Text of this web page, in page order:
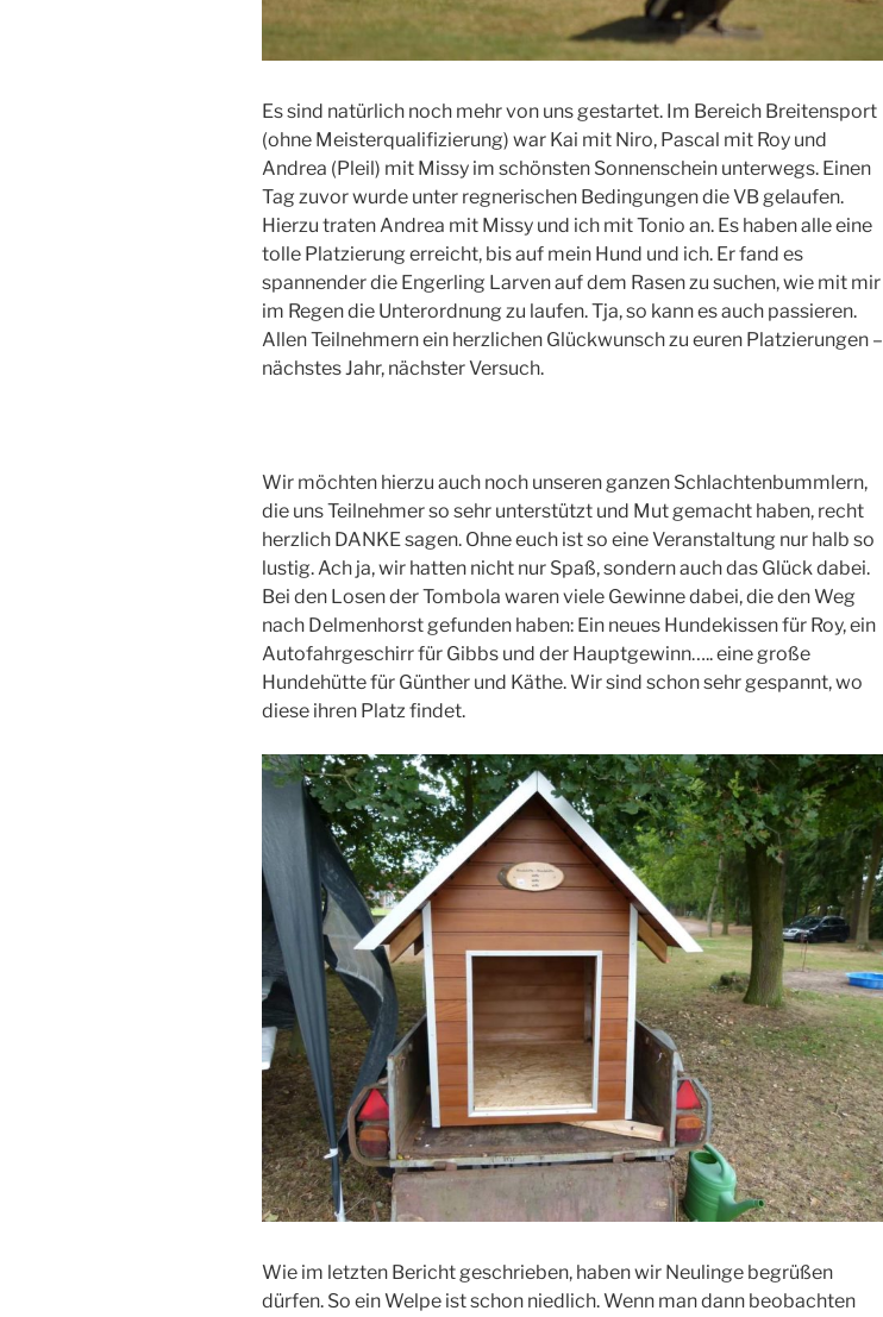
Es sind natürlich noch mehr von uns gestartet. Im Bereich Breitensport
(ohne Meisterqualifizierung) war Kai mit Niro, Pascal mit Roy und
Andrea (Pleil) mit Missy im schönsten Sonnenschein unterwegs. Einen
Tag zuvor wurde unter regnerischen Bedingungen die VB gelaufen.
Hierzu traten Andrea mit Missy und ich mit Tonio an. Es haben alle eine
tolle Platzierung erreicht, bis auf mein Hund und ich. Er fand es
spannender die Engerling Larven auf dem Rasen zu suchen, wie mit mir
im Regen die Unterordnung zu laufen. Tja, so kann es auch passieren.
Allen Teilnehmern ein herzlichen Glückwunsch zu euren Platzierungen –
nächstes Jahr, nächster Versuch.
Wir möchten hierzu auch noch unseren ganzen Schlachtenbummlern,
die uns Teilnehmer so sehr unterstützt und Mut gemacht haben, recht
herzlich DANKE sagen. Ohne euch ist so eine Veranstaltung nur halb so
lustig. Ach ja, wir hatten nicht nur Spaß, sondern auch das Glück dabei.
Bei den Losen der Tombola waren viele Gewinne dabei, die den Weg
nach Delmenhorst gefunden haben: Ein neues Hundekissen für Roy, ein
Autofahrgeschirr für Gibbs und der Hauptgewinn….. eine große
Hundehütte für Günther und Käthe. Wir sind schon sehr gespannt, wo
diese ihren Platz findet.
Wie im letzten Bericht geschrieben, haben wir Neulinge begrüßen
dürfen. So ein Welpe ist schon niedlich. Wenn man dann beobachten